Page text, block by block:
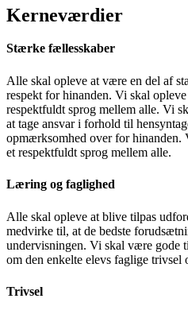
Kerneværdier
Stærke fællesskaber
Alle skal opleve at være en del af
respekt for hinanden. Vi skal
respektfuldt sprog mellem alle. Vi
at tage ansvar i forhold til
opmærksomhed over for hinanden.
et respektfuldt sprog mellem alle.
Læring og faglighed
Alle skal opleve at blive tilpas
medvirke til, at de bedste
undervisningen. Vi skal være gode
om den enkelte elevs faglige trivsel
Trivsel